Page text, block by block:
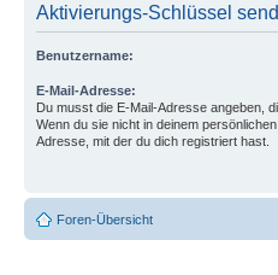
Aktivierungs-Schlüssel
Benutzername:
E-Mail-Adresse:
Du musst die E-Mail-Adresse angeben,
Wenn du sie nicht in deinem
Adresse, mit der du dich registriert hast.
Foren-Übersicht